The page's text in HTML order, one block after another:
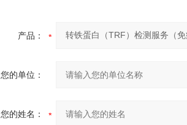
产品：
您的单位：
您的姓名：